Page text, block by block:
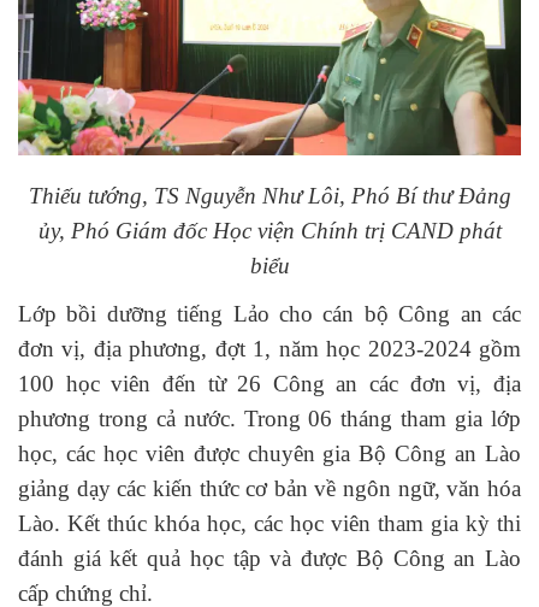
Thiếu tướng, TS Nguyễn Như Lôi, Phó Bí thư Đảng
ủy, Phó Giám đốc Học viện Chính trị CAND phát
biểu
Lớp bồi dưỡng tiếng Lảo cho cán bộ Công an các
đơn vị, địa phương, đợt 1, năm học 2023-2024 gồm
100 học viên đến từ 26 Công an các đơn vị, địa
phương trong cả nước. Trong 06 tháng tham gia lớp
học, các học viên được chuyên gia Bộ Công an Lào
giảng dạy các kiến thức cơ bản về ngôn ngữ, văn hóa
Lào. Kết thúc khóa học, các học viên tham gia kỳ thi
đánh giá kết quả học tập và được Bộ Công an Lào
cấp chứng chỉ.